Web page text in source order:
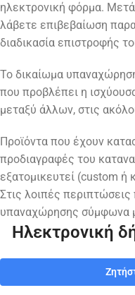
ηλεκτρονική φόρμα.
λάβετε επιβεβαίωση
διαδικασία επιστροφής
Το δικαίωμα
που προβλέπει η
μεταξύ άλλων, στις
Προϊόντα που έχουν
προδιαγραφές του
εξατομικευτεί (custom ή
Στις λοιπές
υπαναχώρησης σύμφωνα
Ηλεκτρονική